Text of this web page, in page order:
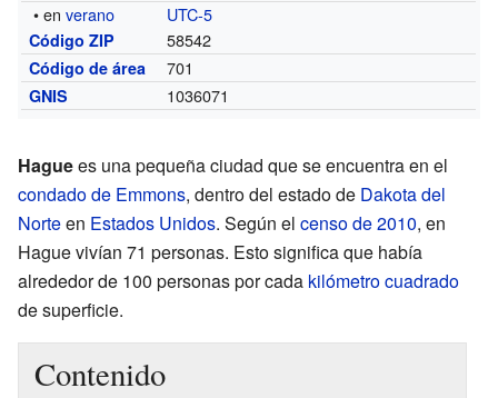
• enverano UTC-5
Código ZIP 58542
Código de área 701
GNIS 1036071
Haguees una pequeña ciudad que se encuentra en el
condado de Emmons, dentro del estado de Dakota del
Norteen Estados Unidos. Según el censo de 2010, en
Hague vivían 71 personas. Esto significa que había
alrededor de 100 personas por cada kilómetro cuadrado
de superficie.
Contenido